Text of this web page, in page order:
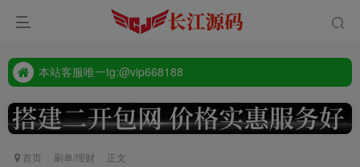
本站客服唯一tg:@vip668188
本站客服唯一tg:@vip668188
首页 刷单/理财 正文